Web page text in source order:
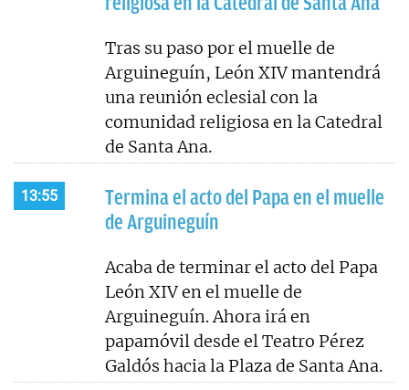
Tras su paso por el muelle de
Arguineguín, León XIV mantendrá
una reunión eclesial con la
comunidad religiosa en la Catedral
de Santa Ana.
13:55
Termina el acto del Papa en el muelle
de Arguineguín
Acaba de terminar el acto del Papa
León XIV en el muelle de
Arguineguín. Ahora irá en
papamóvil desde el Teatro Pérez
Galdós hacia la Plaza de Santa Ana.